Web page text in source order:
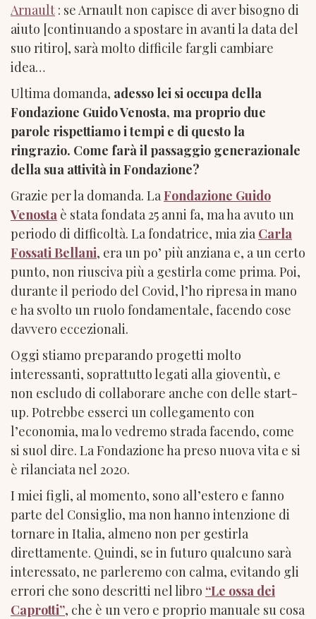
Arnault : se Arnault non capisce di aver bisogno di
aiuto [continuando a spostare in avanti la data del
suo ritiro], sarà molto difficile fargli cambiare
idea…
Ultima domanda, adesso lei si occupa della
Fondazione Guido Venosta, ma proprio due
parole rispettiamo i tempi e di questo la
ringrazio. Come farà il passaggio generazionale
della sua attività in Fondazione?
Grazie per la domanda. La Fondazione Guido
Venosta è stata fondata 25 anni fa, ma ha avuto un
periodo di difficoltà. La fondatrice, mia zia Carla
Fossati Bellani, era un po’ più anziana e, a un certo
punto, non riusciva più a gestirla come prima. Poi,
durante il periodo del Covid, l’ho ripresa in mano
e ha svolto un ruolo fondamentale, facendo cose
davvero eccezionali.
Oggi stiamo preparando progetti molto
interessanti, soprattutto legati alla gioventù, e
non escludo di collaborare anche con delle start-
up. Potrebbe esserci un collegamento con
l’economia, ma lo vedremo strada facendo, come
si suol dire. La Fondazione ha preso nuova vita e si
è rilanciata nel 2020.
I miei figli, al momento, sono all’estero e fanno
parte del Consiglio, ma non hanno intenzione di
tornare in Italia, almeno non per gestirla
direttamente. Quindi, se in futuro qualcuno sarà
interessato, ne parleremo con calma, evitando gli
errori che sono descritti nel libro “Le ossa dei
Caprotti”, che è un vero e proprio manuale su cosa